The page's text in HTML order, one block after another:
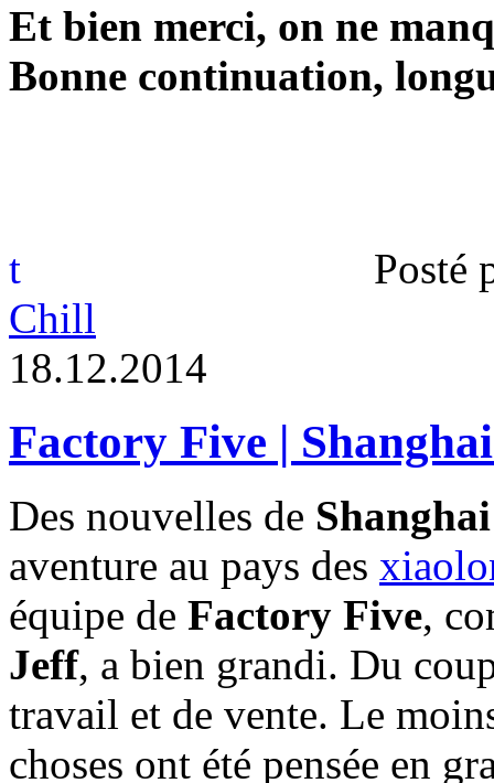
Et bien merci, on ne
Bonne continuation,
t
Posté
Chill
18.12.2014
Factory Five |
Des nouvelles de Shanghai
aventure au pays des
équipe de Factory Five,
Jeff, a bien grandi. Du
travail et de vente. Le
choses ont été pensée en